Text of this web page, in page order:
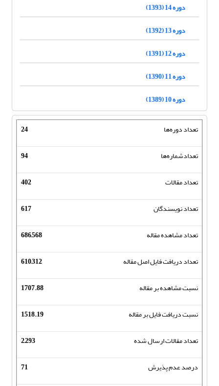
دوره 14 (1393)
دوره 13 (1392)
دوره 12 (1391)
دوره 11 (1390)
دوره 10 (1389)
تعداد دوره‌ها
24
تعدادشماره‌ها
94
تعداد مقالات
402
تعداد نویسندگان
617
تعداد مشاهده مقاله
686,568
تعداد دریافت فایل اصل مقاله
610,312
نسبت مشاهده بر مقاله
1707.88
نسبت دریافت فایل بر مقاله
1518.19
تعداد مقالات ارسال شده
2,293
درصد عدم پذیرش
71